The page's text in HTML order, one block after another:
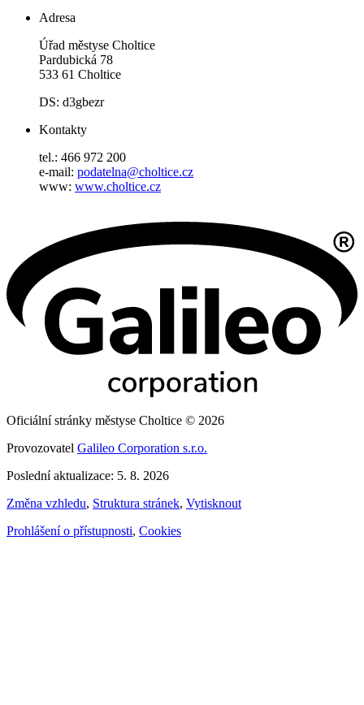
Adresa
Úřad městyse Choltice
Pardubická 78
533 61 Choltice
DS: d3gbezr
Kontakty
tel.: 466 972 200
e-mail: podatelna@choltice.cz
www: www.choltice.cz
Oficiální stránky městyse Choltice © 2026
Provozovatel Galileo Corporation s.r.o.
Poslední aktualizace: 5. 8. 2026
Změna vzhledu, Struktura stránek, Vytisknout
Prohlášení o přístupnosti, Cookies